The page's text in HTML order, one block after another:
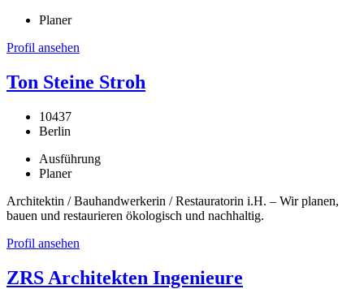
Planer
Profil ansehen
Ton Steine Stroh
10437
Berlin
Ausführung
Planer
Architektin / Bauhandwerkerin / Restauratorin i.H. – Wir planen,
bauen und restaurieren ökologisch und nachhaltig.
Profil ansehen
ZRS Architekten Ingenieure